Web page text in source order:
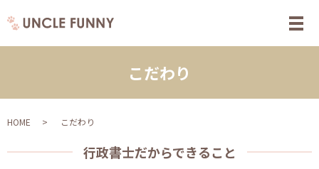
こだわり
HOME こだわり
行政書士だからできること